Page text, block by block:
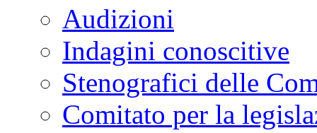
Audizioni
Indagini conoscitive
Stenografici delle
Comitato per la